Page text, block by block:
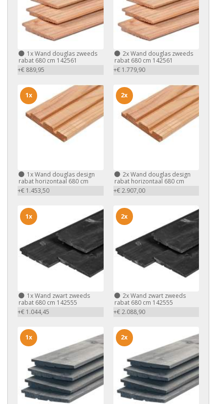
1xWand douglas zweeds
rabat 680 cm 142561
+€ 889,95
2xWand douglas zweeds
rabat 680 cm 142561
+€ 1.779,90
1xWand douglas design
rabat horizontaal 680 cm
+€ 1.453,50
1x
2xWand douglas design
rabat horizontaal 680 cm
+€ 2.907,00
2x
1xWand zwart zweeds
rabat 680 cm 142555
+€ 1.044,45
1x
2xWand zwart zweeds
rabat 680 cm 142555
+€ 2.088,90
2x
1x 2x